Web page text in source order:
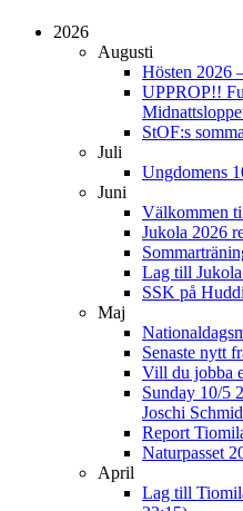
2026
Augusti
Hösten 2026
UPPROP!!
StOF:s
Juli
Ungdomens
Juni
Välkommen
Jukola 2026
Lag till
SSK på
Maj
Senaste nytt
Vill du jobba
Sunday 10/5
Joschi Schmid
Report
Naturpasset
April
Lag till